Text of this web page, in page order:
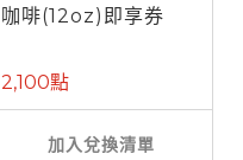
咖啡(12oz)即享券
2,100點
加入兌換清單